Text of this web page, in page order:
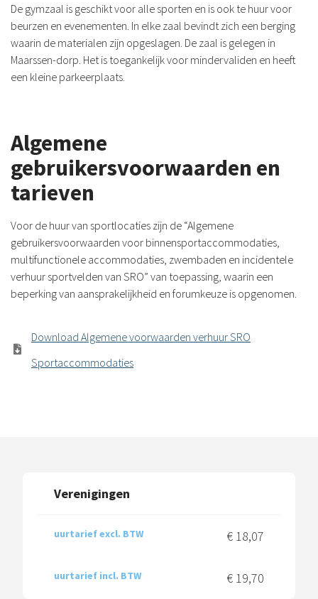
De gymzaal is geschikt voor alle sporten en is ook te huur voor
beurzen en evenementen. In elke zaal bevindt zich een berging
waarin de materialen zijn opgeslagen. De zaal is gelegen in
Maarssen-dorp. Het is toegankelijk voor mindervaliden en heeft
een kleine parkeerplaats.
Algemene
gebruikersvoorwaarden en
tarieven
Voor de huur van sportlocaties zijn de “Algemene
gebruikersvoorwaarden voor binnensportaccommodaties,
multifunctionele accommodaties, zwembaden en incidentele
verhuur sportvelden van SRO” van toepassing, waarin een
beperking van aansprakelijkheid en forumkeuze is opgenomen.
Download Algemene voorwaarden verhuur SRO
Sportaccommodaties
Verenigingen
uurtarief excl. BTW € 18,07
uurtarief incl. BTW € 19,70